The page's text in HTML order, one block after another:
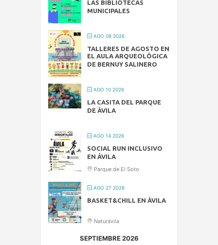
LAS BIBLIOTECAS
MUNICIPALES
AGO 08 2026
TALLERES DE AGOSTO EN
EL AULA ARQUEOLÓGICA
DE BERNUY SALINERO
AGO 10 2026
LA CASITA DEL PARQUE
DE ÁVILA
AGO 14 2026
SOCIAL RUN INCLUSIVO
EN ÁVILA
Parque de El Soto
AGO 27 2026
BASKET&CHILL EN ÁVILA
Naturávila
SEPTIEMBRE 2026